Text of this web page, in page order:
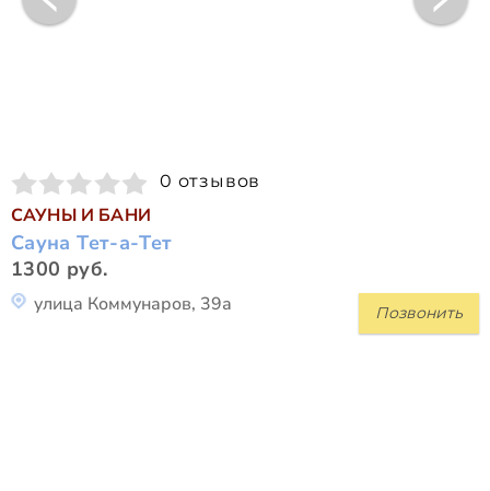
0 отзывов
САУНЫ И БАНИ
Сауна Тет-а-Тет
1300 руб.
Позвонить
улица Коммунаров, 39а